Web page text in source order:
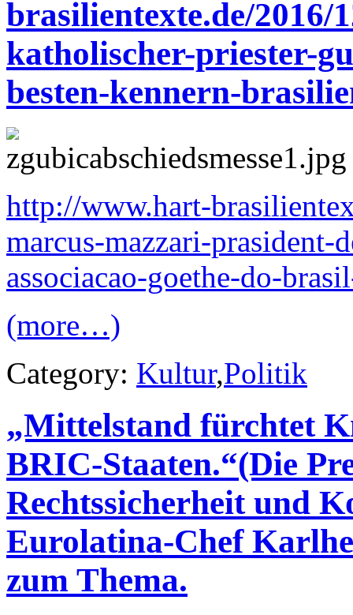
brasilientexte.de/2016/
katholischer-priester-
besten-kennern-
http://www.hart-
marcus-mazzari-prasident-
associacao-goethe-do-
(more…)
Category: Kultur,Politik
„Mittelstand fürchtet
BRIC-Staaten.“(Die
Rechtssicherheit und
Eurolatina-Chef
zum Thema.